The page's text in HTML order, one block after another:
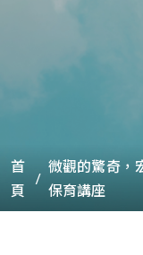
首
頁
微觀的驚奇，
保育講座